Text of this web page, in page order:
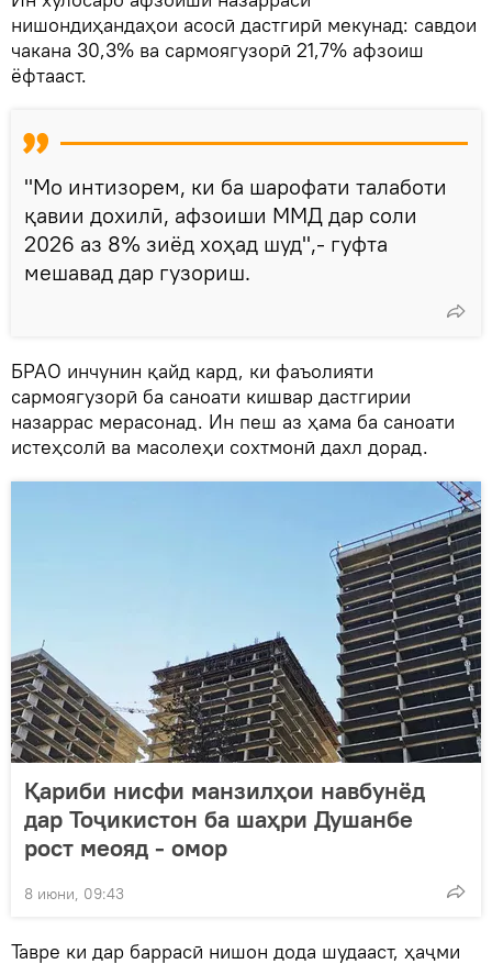
нишондиҳандаҳои асосӣ дастгирӣ мекунад: савдои
чакана 30,3% ва сармоягузорӣ 21,7% афзоиш
ёфтааст.
"Мо интизорем, ки ба шарофати талаботи
қавии дохилӣ, афзоиши ММД дар соли
2026 аз 8% зиёд хоҳад шуд",- гуфта
мешавад дар гузориш.
БРАО инчунин қайд кард, ки фаъолияти
сармоягузорӣ ба саноати кишвар дастгирии
назаррас мерасонад. Ин пеш аз ҳама ба саноати
истеҳсолӣ ва масолеҳи сохтмонӣ дахл дорад.
Қариби нисфи манзилҳои навбунёд
дар Тоҷикистон ба шаҳри Душанбе
рост меояд - омор
8 июни, 09:43
Тавре ки дар баррасӣ нишон дода шудааст, ҳаҷми